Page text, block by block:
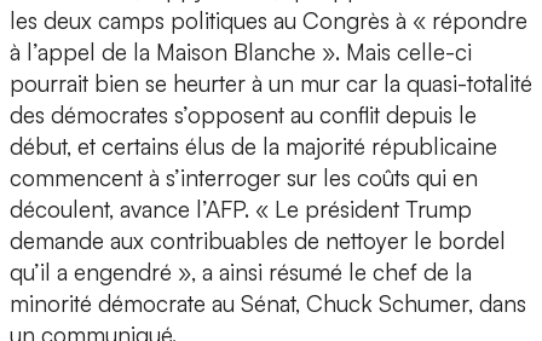
les deux camps politiques au Congrès à « répondre
à l’appel de la Maison Blanche ». Mais celle-ci
pourrait bien se heurter à un mur car la quasi-totalité
des démocrates s’opposent au conflit depuis le
début, et certains élus de la majorité républicaine
commencent à s’interroger sur les coûts qui en
découlent, avance l’AFP. « Le président Trump
demande aux contribuables de nettoyer le bordel
qu’il a engendré », a ainsi résumé le chef de la
minorité démocrate au Sénat, Chuck Schumer, dans
un communiqué.